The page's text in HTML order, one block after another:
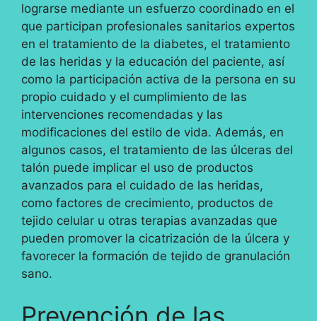
lograrse mediante un esfuerzo coordinado en el
que participan profesionales sanitarios expertos
en el tratamiento de la diabetes, el tratamiento
de las heridas y la educación del paciente, así
como la participación activa de la persona en su
propio cuidado y el cumplimiento de las
intervenciones recomendadas y las
modificaciones del estilo de vida. Además, en
algunos casos, el tratamiento de las úlceras del
talón puede implicar el uso de productos
avanzados para el cuidado de las heridas,
como factores de crecimiento, productos de
tejido celular u otras terapias avanzadas que
pueden promover la cicatrización de la úlcera y
favorecer la formación de tejido de granulación
sano.